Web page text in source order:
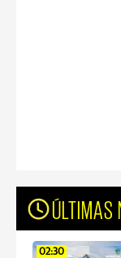
ÚLTIMAS
02:30